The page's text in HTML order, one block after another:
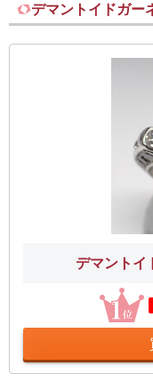
デマントイドガー
デマントイ